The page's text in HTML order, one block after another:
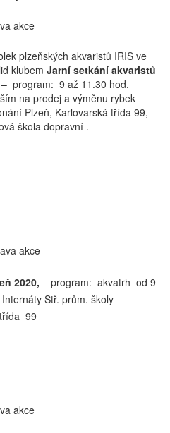
akce
plzeňských akvaristů IRIS ve
klubem Jarní setkání akvaristů
– program: 9 až 11.30 hod.
na prodej a výměnu rybek
Plzeň, Karlovarská třída 99,
škola dopravní .
akce
2020, program: akvatrh od 9
Stř. prům. školy
99
akce